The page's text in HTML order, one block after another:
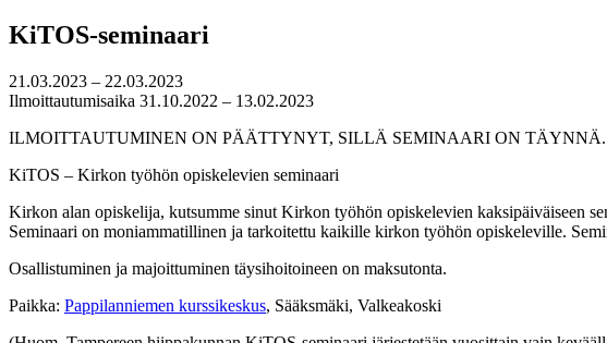
KiTOS-seminaari
21.03.2023 – 22.03.2023
Ilmoittautumisaika 31.10.2022 – 13.02.2023
ILMOITTAUTUMINEN ON PÄÄTTYNYT, SILLÄ SEMINAARI ON TÄYNNÄ.
KiTOS – Kirkon työhön opiskelevien seminaari
Kirkon alan opiskelija, kutsumme sinut Kirkon työhön opiskelevien kaksipäiväiseen
Seminaari on moniammatillinen ja tarkoitettu kaikille kirkon työhön opiskeleville.
Osallistuminen ja majoittuminen täysihoitoineen on maksutonta.
Paikka: Pappilanniemen kurssikeskus, Sääksmäki, Valkeakoski